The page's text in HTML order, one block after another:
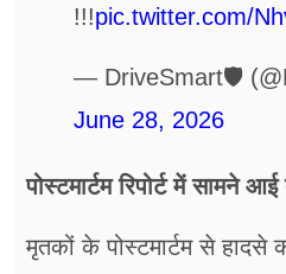
!!!pic.twitter.com/
— DriveSmart🛡️
June 28, 2026
पोस्टमार्टम रिपोर्ट में सामने
मृतकों के पोस्टमार्टम से हादसे